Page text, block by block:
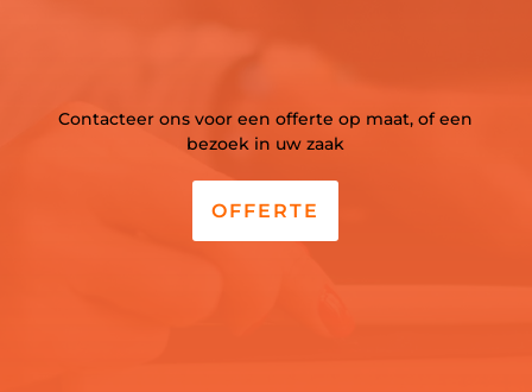
Contacteer ons voor een offerte op maat, of een
bezoek in uw zaak
OFFERTE